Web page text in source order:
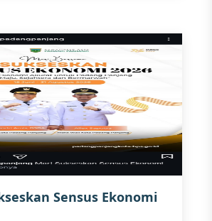
Sensus Ekonomi